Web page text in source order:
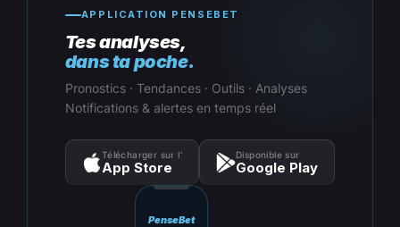
APPLICATION PENSEBET
Tes analyses,
dans ta poche.
Pronostics · Tendances · Outils · Analyses
Notifications & alertes en temps réel
Télécharger sur l’
App Store
Disponible sur
Google Play
PenseBet